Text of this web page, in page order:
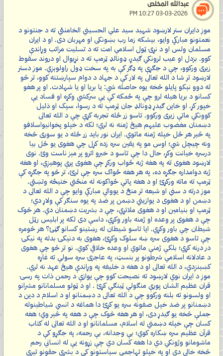
عبدالله المخلص
موږ دایران ستر لارښود شهید سید علي الحسيني الخامنئي ته د جنتونو د
نعمتونو مبارکي وایو، بېشکه زما رب بښونکی او مهربان دی. او د ایران
مسلمان ولس او د نړۍ ټول اسلامي امت ته د تسلیت مراتب وړاندې
کوو. بزدل او عیب لرونکي ګیدړ، ډونالډ ټرمپ ته د نړیوال او دروند سقوط
زیری ورکوو، چې د جګړې په ډګر کې به په سخت ډول راولوېږي. موږ دستر
لارښود تر شا د الله تعالی په لار کې د جهاد د دوام سپارښتنه کوو، تر څو
له دوو نېکو پایلو څخه یوه حاصله شي: یا بریا او یا شهادت. او پر هغو
کسانو د بریا هیله لرو چې په ځمکه کې یې سرکشي وکړه او فساد یې
خپور کړ. او خاین ګیدړ ډونالډ جان ټرمپ ته د رسوا، سپک او ذلیل
کوونکي ماتې زیری ورکوو. تاسو زر ځله تجربه کړې چې د الله تعالی
دښمنان مغضوب علیهم هیڅ ژمنه نه لري؛ لکه د خپلو پخوانیواسلافو
په څېر هر ځل خپله ژمنه ماتوي. ایران نور باید زر ځله د یو سوری څخه
ونه چیچل شي؛ اوس مو په یقین سره زده کړل چې هغوی یو ځل بیا
درسره خیانت وکړ، حال دا چې تاسو د خبرو اترو پر مېز ناست وئ. نوی
لارښود هغوی ته په هغه ژبه ځواب ورکړ چې هغوی پرې پوهېږي، او هغه
ژبه دوامداره جګړه ده، په هر هغه ځواک سره چې لرئ، تر څو په جګړه کې
ټرمپ ته ماته ورکړئ او د هغه پاتې ځواکونه له منځني ختیځه وتښتي.
موږ درته د سني او شیعه تر منځ د یووالي مبارکي وایو چې د الله تعالی د
دښمن او د هغوی د یوازیني دښمن پر ضد په یوه سنګر کې ولاړ دي؛
ټرمپ او بنیامین او د هغوی ملاتړي، چې د بشریت دښمنان دي. هر څوک
چې د هغوی پر وعده او ژمنه باور وکړي، داسې دی لکه پر ابلیس رټل
شیطان چې باور وکړي. ایا تاسو شیطان له رښتینو کسانو ګڼئ؟ هر څومره
چې تاسو د هغوی سره ښه سلوک وکړئ، هغوی به دنیکۍ بدله په نیکۍ
در درنه کړي؛ بلکې ژمنې ماتوي او وعده خلافي کوي. نو تر څو چې هغوی
د عادلانه اسلامي شرطونو پر بنسټ، په عاجزۍ سره سولې ته غاړه
کښېنږدي، د الله تعالی او د هغه د خلیفه په وړاندې هیڅ عهد نه لري.
موږ د ایران نوي لارښود ته نصیحت کوو چې یوازې د رحمن ذات په رسۍ
قران عظیم الشان پورې منګولې ټینګې کړئ . او د ټولو مسلمانانو مشرانو
او ولسونو ته بلنه ورکوو چې د الله تعالی د دښمنانو او د اسلام د دین د
دښمنانو پر ضد خپل صفونه سره یو کړئ دا هماغه د انسي شیاطینوله
جملې څخه یو ګیدړ دی، او هر هغه څوک چې د هغه په څېر وي؛ هغه
کسان چې خپله دښمني له اسلام، مسلمانانو او د الله تعالی له کتاب
قرآن عظیم سره ښکاره کوي؛ بې وجدانه، بې رحمه، په جګړو کې د
ماشومانو وژونکي دي دا هغه کسان دي چې زړونه یې له انساني رحم
څخه خالي دي او په خپلو تهاجمي سیاستونو کې د بشري حقونو تېري